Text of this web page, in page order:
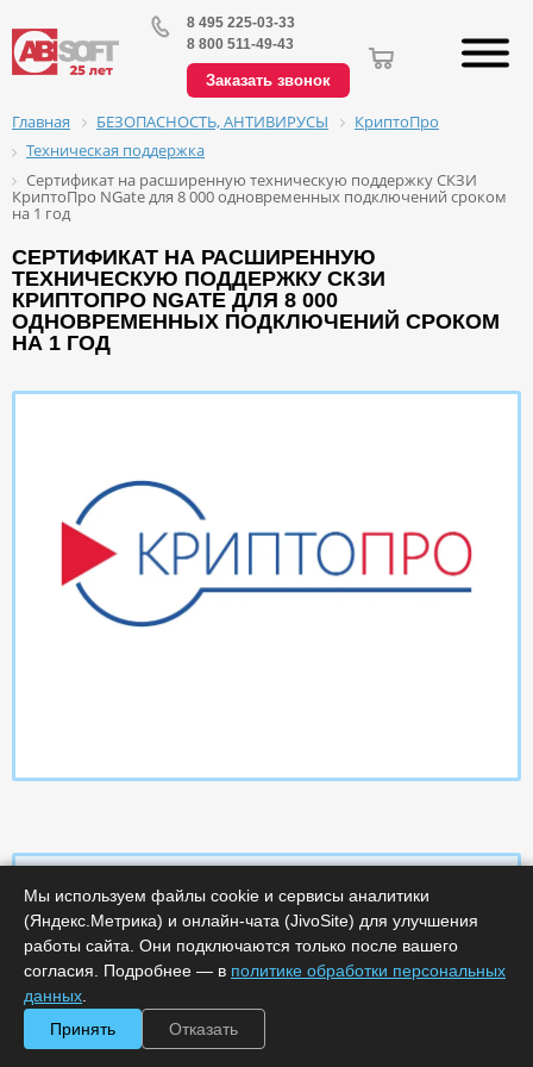
8 495 225-03-33
8 800 511-49-43
Заказать звонок
Главная БЕЗОПАСНОСТЬ, АНТИВИРУСЫ
КриптоПро
Техническая поддержка
Сертификат на расширенную техническую поддержку СКЗИ
КриптоПро NGate для 8 000 одновременных подключений сроком
на 1 год
СЕРТИФИКАТ НА РАСШИРЕННУЮ
ТЕХНИЧЕСКУЮ ПОДДЕРЖКУ СКЗИ
КРИПТОПРО NGATE ДЛЯ 8 000
ОДНОВРЕМЕННЫХ ПОДКЛЮЧЕНИЙ СРОКОМ
НА 1 ГОД
Характеристики
Минимальное количество лицензий :
0000-359517
Мы используем файлы cookie и сервисы аналитики
(Яндекс.Метрика) и онлайн-чата (JivoSite) для улучшения
работы сайта. Они подключаются только после вашего
согласия. Подробнее — в политике обработки персональных
данных
Принять
Отказать